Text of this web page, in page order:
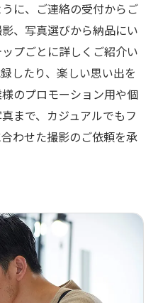
に、ご連絡の受付からご
、写真選びから納品にい
プごとに詳しくご紹介い
したり、楽しい思い出を
のプロモーション用や個
まで、カジュアルでもフ
わせた撮影のご依頼を承